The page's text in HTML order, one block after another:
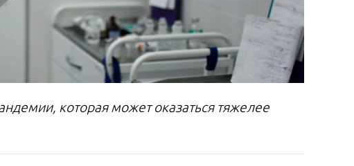
которая может оказаться тяжелее